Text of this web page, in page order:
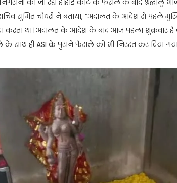
सुमित चौधरी ने बताया, “अदालत के आदेश से पहले
करता था। अदालत के आदेश के बाद आज पहला शुक्रवार है जब
साथ ही ASI के पुराने फैसले को भी निरस्त कर दिया गया